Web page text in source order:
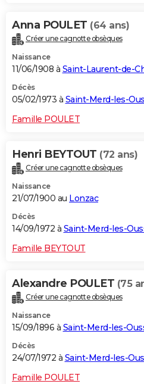
Anna POULET (64 ans)
Créer une cagnotte obsèques
Naissance
11/06/1908 à Saint-Laurent-de-
Décès
05/02/1973 à Saint-Merd-les-
Famille POULET
Henri BEYTOUT (72 ans)
Créer une cagnotte obsèques
Naissance
21/07/1900 au Lonzac
Décès
14/09/1972 à Saint-Merd-les-
Famille BEYTOUT
Alexandre POULET (75
Créer une cagnotte obsèques
Naissance
15/09/1896 à Saint-Merd-les-
Décès
24/07/1972 à Saint-Merd-les-
Famille POULET